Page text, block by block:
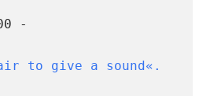
-
to give a sound«.